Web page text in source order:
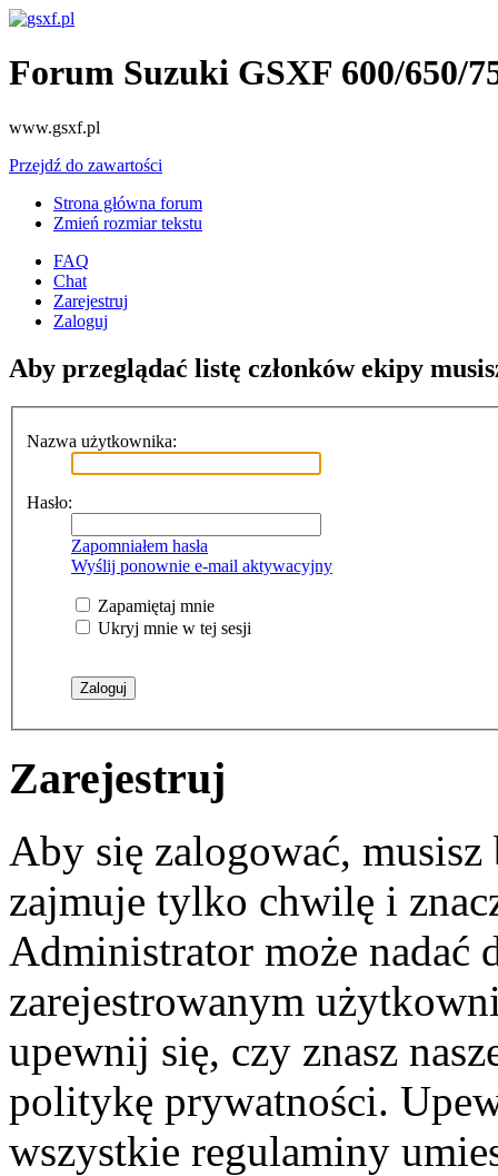
Forum Suzuki GSXF 600/650/
www.gsxf.pl
Przejdź do zawartości
Strona główna forum
Zmień rozmiar tekstu
FAQ
Chat
Zarejestruj
Zaloguj
Aby przeglądać listę członków ekipy
Nazwa użytkownika:
Hasło:
Zapomniałem hasła
Wyślij ponownie e-mail aktywacyjny
Zapamiętaj mnie
Ukryj mnie w tej sesji
Zarejestruj
Aby się zalogować,
zajmuje tylko chwilę i
Administrator może nadać
zarejestrowanym
upewnij się, czy znasz
politykę prywatności.
wszystkie regulaminy